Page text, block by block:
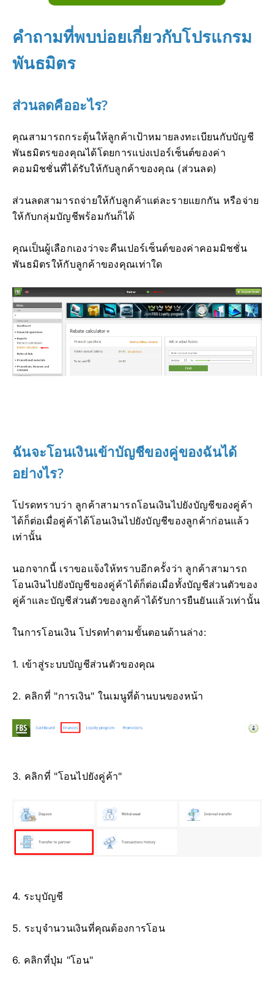
คำถามที่พบบ่อยเกี่ยวกับโปรแกรม
พันธมิตร
ส่วนลดคืออะไร?
คุณสามารถกระตุ้นให้ลูกค้าเป้าหมายลงทะเบียนกับบัญชี
พันธมิตรของคุณได้โดยการแบ่งเปอร์เซ็นต์ของค่า
คอมมิชชั่นที่ได้รับให้กับลูกค้าของคุณ (ส่วนลด)
ส่วนลดสามารถจ่ายให้กับลูกค้าแต่ละรายแยกกัน หรือจ่าย
ให้กับกลุ่มบัญชีพร้อมกันก็ได้
คุณเป็นผู้เลือกเองว่าจะคืนเปอร์เซ็นต์ของค่าคอมมิชชั่น
พันธมิตรให้กับลูกค้าของคุณเท่าใด
ฉันจะโอนเงินเข้าบัญชีของคู่ของฉันได้
อย่างไร?
โปรดทราบว่า ลูกค้าสามารถโอนเงินไปยังบัญชีของคู่ค้า
ได้ก็ต่อเมื่อคู่ค้าได้โอนเงินไปยังบัญชีของลูกค้าก่อนแล้ว
เท่านั้น
นอกจากนี้ เราขอแจ้งให้ทราบอีกครั้งว่า ลูกค้าสามารถ
โอนเงินไปยังบัญชีของคู่ค้าได้ก็ต่อเมื่อทั้งบัญชีส่วนตัวของ
คู่ค้าและบัญชีส่วนตัวของลูกค้าได้รับการยืนยันแล้วเท่านั้น
ในการโอนเงิน โปรดทำตามขั้นตอนด้านล่าง:
1. เข้าสู่ระบบบัญชีส่วนตัวของคุณ
2. คลิกที่ "การเงิน" ในเมนูที่ด้านบนของหน้า
3. คลิกที่ "โอนไปยังคู่ค้า"
4. ระบุบัญชี
5. ระบุจำนวนเงินที่คุณต้องการโอน
6. คลิกที่ปุ่ม "โอน"